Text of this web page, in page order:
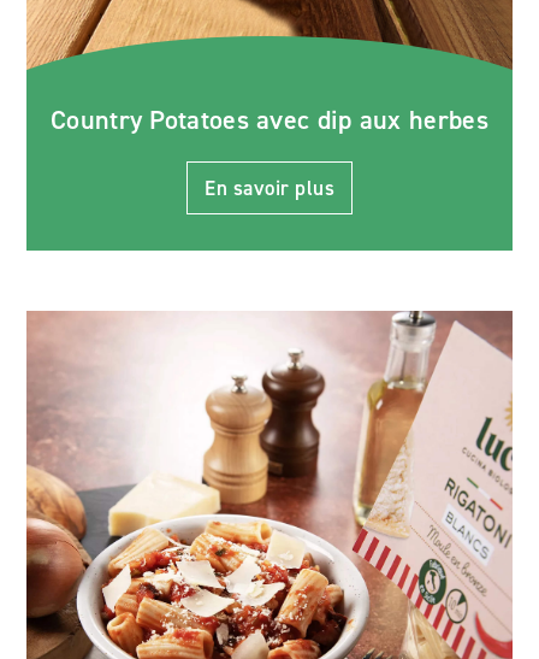
Country Potatoes avec dip aux herbes
En savoir plus